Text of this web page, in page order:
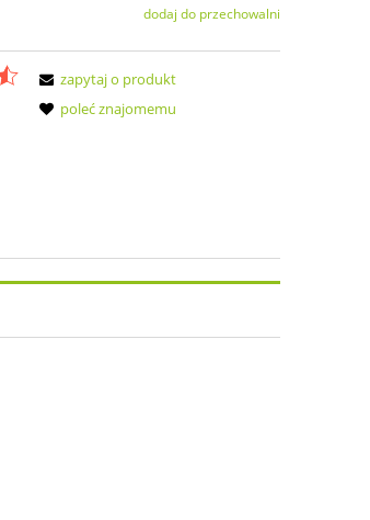
dodaj do przechowalni
zapytaj o produkt
poleć znajomemu